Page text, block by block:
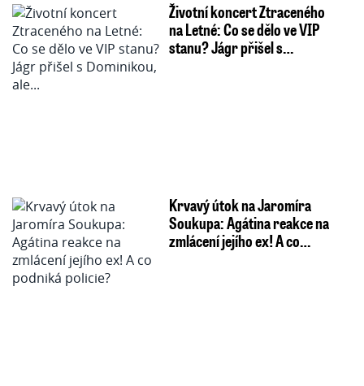
Životní koncert Ztraceného
na Letné: Co se dělo ve VIP
stanu? Jágr přišel s…
Krvavý útok na Jaromíra
Soukupa: Agátina reakce na
zmlácení jejího ex! A co…